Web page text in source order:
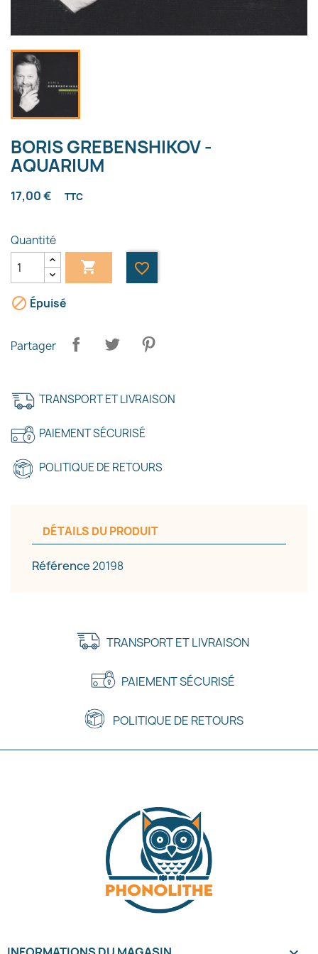
BORIS GREBENSHIKOV -
AQUARIUM
17,00 € TTC
Quantité
 favorite_border
 Épuisé
Partager
TRANSPORT ET LIVRAISON
PAIEMENT SÉCURISÉ
POLITIQUE DE RETOURS
DÉTAILS DU PRODUIT
Référence20198
TRANSPORT ET LIVRAISON
PAIEMENT SÉCURISÉ
POLITIQUE DE RETOURS